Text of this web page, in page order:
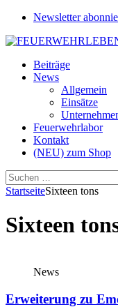
Newsletter
Beiträge
News
Allgemein
Einsätze
Feuerwehrlabor
Kontakt
(NEU) zum Shop
Suchen
nach:
StartseiteSixteen tons
Sixteen
News
Erweiterung zu